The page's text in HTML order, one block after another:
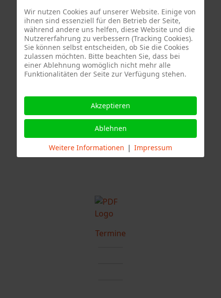
Freiwillige Feuerwehr Mühlhausen
Freiwillige Feuerwehr Stuttgart Abteilung Stammheim, Branddirektion
Stuttgart, Freiwillige Feuerwehr Stuttgart Abteilung Mühlhausen
Termine
Wir nutzen Cookies auf unserer Website. Einige von
ihnen sind essenziell für den Betrieb der Seite,
während andere uns helfen, diese Website und die
Nutzererfahrung zu verbessern (Tracking Cookies).
Sie können selbst entscheiden, ob Sie die Cookies
zulassen möchten. Bitte beachten Sie, dass bei
einer Ablehnung womöglich nicht mehr alle
Funktionalitäten der Seite zur Verfügung stehen.
Akzeptieren
Ablehnen
Weitere Informationen | Impressum